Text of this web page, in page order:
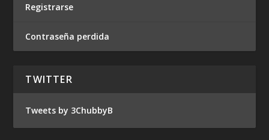
Registrarse
Contraseña perdida
TWITTER
Tweets by 3ChubbyB